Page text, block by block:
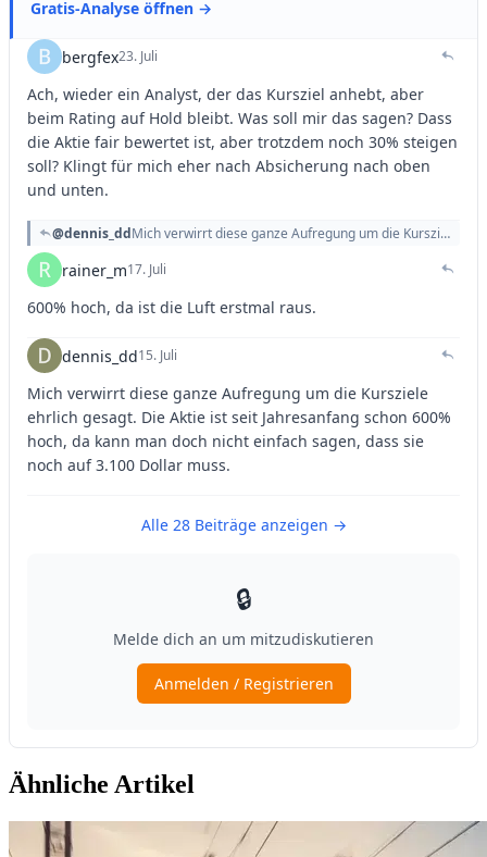
Ähnliche Artikel